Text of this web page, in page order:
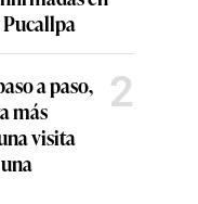
Pucallpa
a paso,
más
visita
2